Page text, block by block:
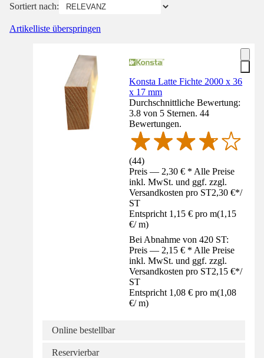
Sortiert nach:
Artikelliste überspringen
Konsta Latte Fichte 2000 x 36
x 17 mm
Durchschnittliche Bewertung:
3.8 von 5 Sternen. 44
Bewertungen.
(44)
Preis — 2,30 € * Alle Preise
inkl. MwSt. und ggf. zzgl.
Versandkosten pro ST2,30 €*/
ST
Entspricht 1,15 € pro m(1,15
€/ m)
Bei Abnahme von 420 ST:
Preis — 2,15 € * Alle Preise
inkl. MwSt. und ggf. zzgl.
Versandkosten pro ST2,15 €*/
ST
Entspricht 1,08 € pro m(1,08
€/ m)
Online bestellbar
Reservierbar